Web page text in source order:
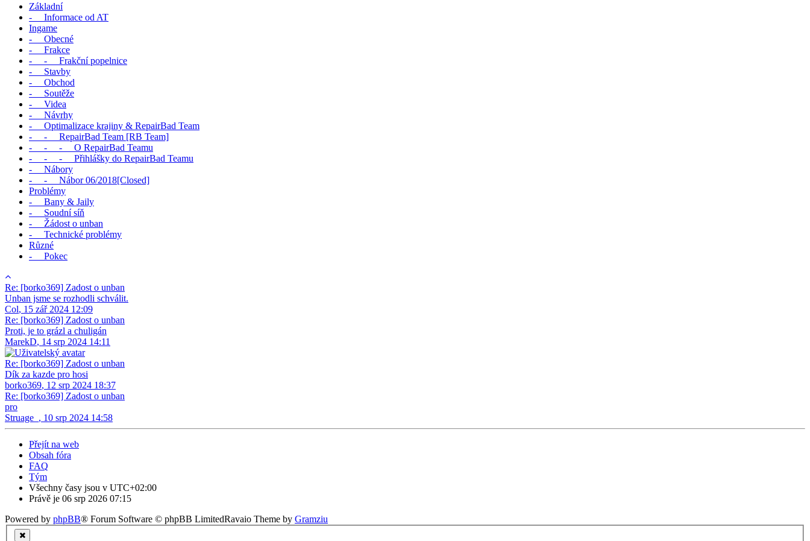
Základní
- Informace od AT
Ingame
- Obecné
- Frakce
- - Frakční popelnice
- Stavby
- Obchod
- Soutěže
- Videa
- Návrhy
- Optimalizace krajiny & RepairBad Team
- - RepairBad Team [RB Team]
- - - O RepairBad Teamu
- - - Přihlášky do RepairBad Teamu
- Nábory
- - Nábor 06/2018[Closed]
Problémy
- Bany & Jaily
- Soudní síň
- Žádost o unban
- Technické problémy
Různé
- Pokec
Re: [borko369] Zadost o unban
Unban jsme se rozhodli schválit.
Col, 15 zář 2024 12:09
Re: [borko369] Zadost o unban
Proti, je to grázl a chuligán
MarekD, 14 srp 2024 14:11
Re: [borko369] Zadost o unban
Dík za kazde pro hosi
borko369, 12 srp 2024 18:37
Re: [borko369] Zadost o unban
pro
Struage_ , 10 srp 2024 14:58
Přejít na web
Obsah fóra
FAQ
Tým
Všechny časy jsou v UTC+02:00
Právě je 06 srp 2026 07:15
Powered by phpBB® Forum Software © phpBB LimitedRavaio Theme by Gramziu